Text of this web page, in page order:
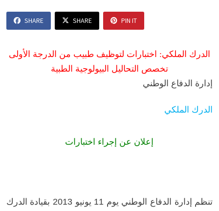
SHARE SHARE PIN IT
الدرك الملكي: اختبارات لتوظيف طبيب من الدرجة الأولى
تخصص التحاليل البيولوجية الطبية
إدارة الدفاع الوطني
الدرك الملكي
إعلان عن إجراء اختبارات
تنظم إدارة الدفاع الوطني يوم 11 يونيو 2013 بقيادة الدرك